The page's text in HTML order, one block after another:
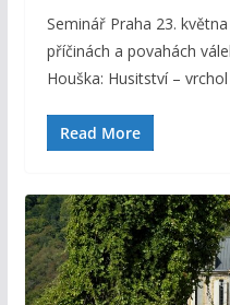
Seminář Praha 23.
příčinách a povahách
Houška: Husitství – vrchol
Read More